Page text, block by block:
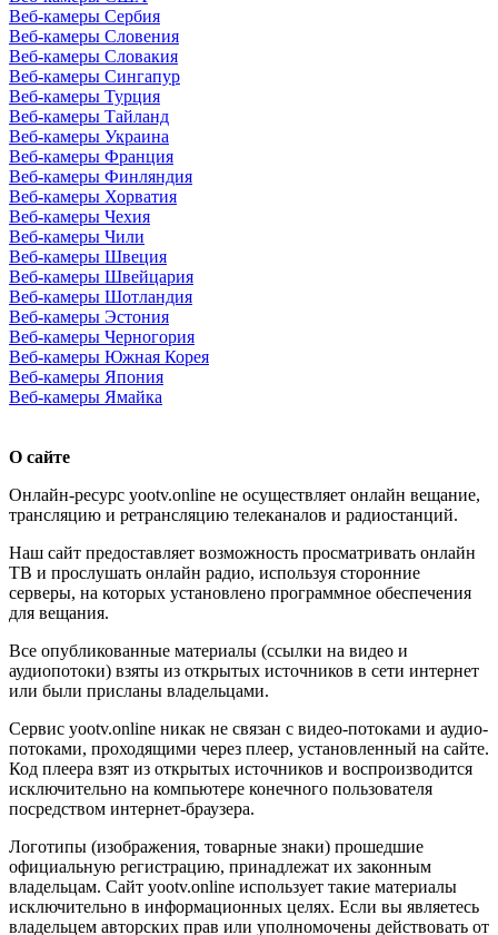
Веб-камеры Сербия
Веб-камеры Словения
Веб-камеры Словакия
Веб-камеры Сингапур
Веб-камеры Турция
Веб-камеры Тайланд
Веб-камеры Украина
Веб-камеры Франция
Веб-камеры Финляндия
Веб-камеры Хорватия
Веб-камеры Чехия
Веб-камеры Чили
Веб-камеры Швеция
Веб-камеры Швейцария
Веб-камеры Шотландия
Веб-камеры Эстония
Веб-камеры Черногория
Веб-камеры Южная Корея
Веб-камеры Япония
Веб-камеры Ямайка
О сайте
Онлайн-ресурс yootv.online не осуществляет онлайн вещание,
трансляцию и ретрансляцию телеканалов и радиостанций.
Наш сайт предоставляет возможность просматривать онлайн
ТВ и прослушать онлайн радио, используя сторонние
серверы, на которых установлено программное обеспечения
для вещания.
Все опубликованные материалы (ссылки на видео и
аудиопотоки) взяты из открытых источников в сети интернет
или были присланы владельцами.
Сервис yootv.online никак не связан с видео-потоками и аудио-
потоками, проходящими через плеер, установленный на сайте.
Код плеера взят из открытых источников и воспроизводится
исключительно на компьютере конечного пользователя
посредством интернет-браузера.
Логотипы (изображения, товарные знаки) прошедшие
официальную регистрацию, принадлежат их законным
владельцам. Сайт yootv.online использует такие материалы
исключительно в информационных целях. Если вы являетесь
владельцем авторских прав или уполномочены действовать от